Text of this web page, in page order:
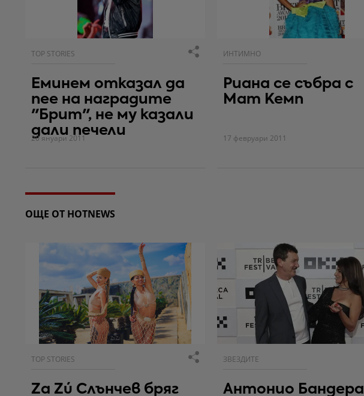
TOP STORIES
Еминем отказал да
пее на наградите
"Брит", не му казали
дали печели
20 януари 2011
ИНТИМНО
Риана се събра с
Мат Кемп
17 февруари 2011
ОЩЕ ОТ HOTNEWS
TOP STORIES
Za Zú Слънчев бряг
ЗВЕЗДИТЕ
Антонио